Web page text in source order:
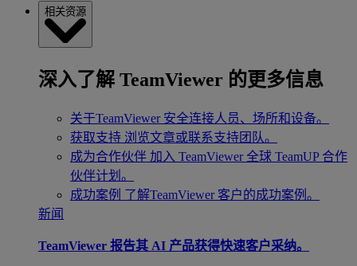
相关资源
深入了解 TeamViewer 的更多信息
关于TeamViewer 安全连接人员、场所和设备。
获取支持 浏览文章或联系支持团队。
成为合作伙伴 加入 TeamViewer 全球 TeamUP 合作
伙伴计划。
成功案例 了解TeamViewer 客户的成功案例。
新闻
TeamViewer 报告其 AI 产品获得快速客户采纳。